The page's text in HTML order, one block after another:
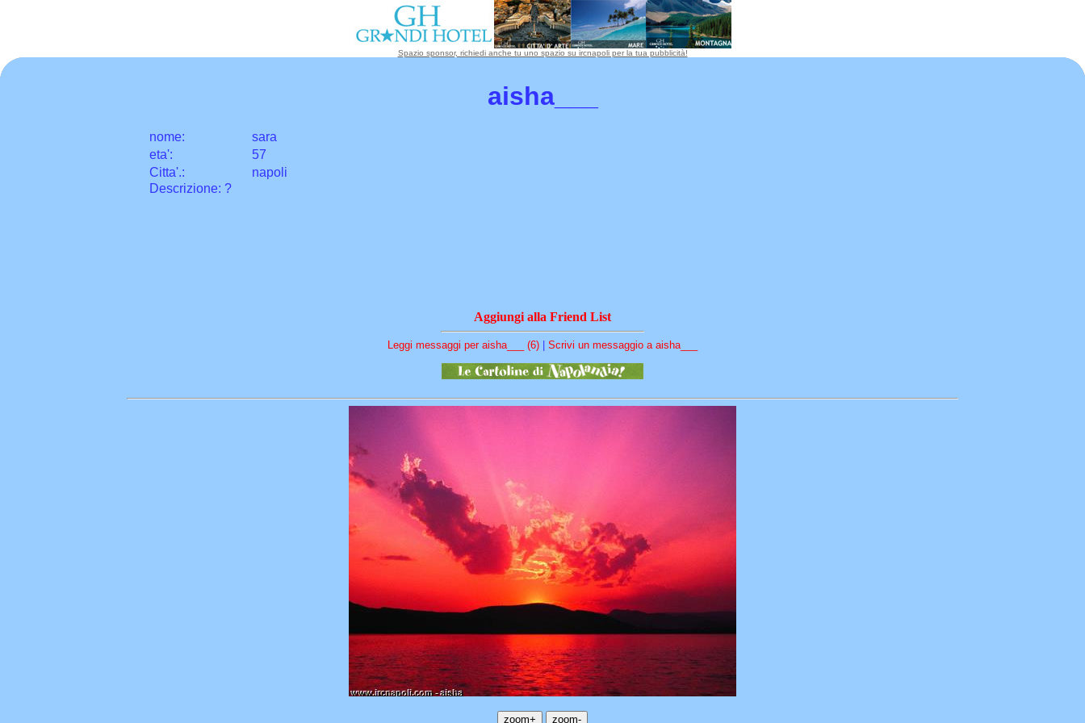
Spazio sponsor, richiedi anche tu uno spazio su ircnapoli per la tua pubblicità!
aisha___
nome:
sara
eta':
57
Citta'.:
napoli
Descrizione: ?
Aggiungi alla Friend List
Leggi messaggi per aisha___ (6) Scrivi un messaggio a aisha___